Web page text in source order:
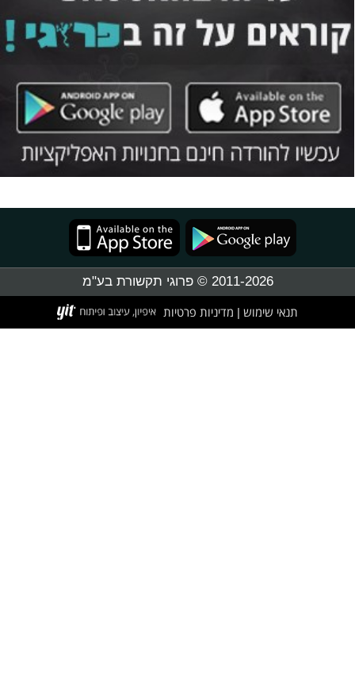
2011-2026 © פרוגי תקשורת בע"מ
תנאי שימוש מדיניות פרטיות